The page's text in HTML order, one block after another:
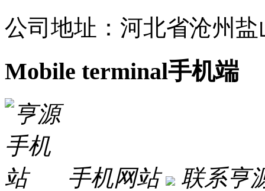
公司地址：河北省沧州
Mobile terminal手机端
手机网站
联系亨